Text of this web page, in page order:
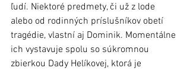
ľudí. Niektoré predmety, či už z lode
alebo od rodinných príslušníkov obetí
tragédie, vlastní aj Dominik. Momentálne
ich vystavuje spolu so súkromnou
zbierkou Dady Helíkovej, ktorá je